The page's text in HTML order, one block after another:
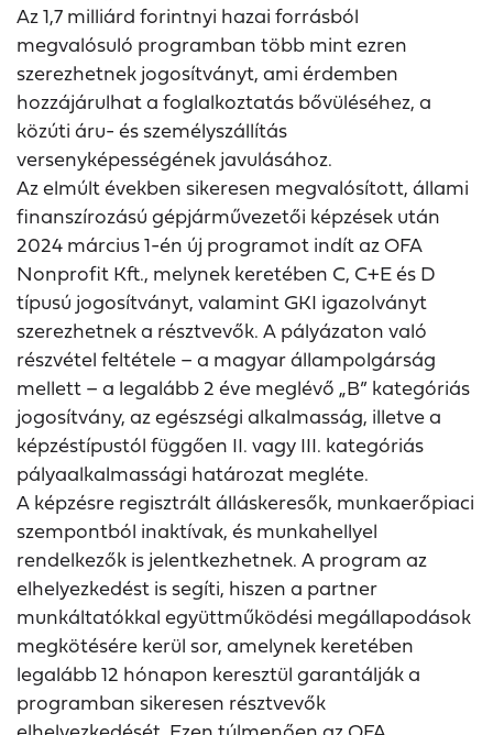
Az 1,7 milliárd forintnyi hazai forrásból
megvalósuló programban több mint ezren
szerezhetnek jogosítványt, ami érdemben
hozzájárulhat a foglalkoztatás bővüléséhez, a
közúti áru- és személyszállítás
versenyképességének javulásához.
Az elmúlt években sikeresen megvalósított, állami
finanszírozású gépjárművezetői képzések után
2024 március 1-én új programot indít az OFA
Nonprofit Kft., melynek keretében C, C+E és D
típusú jogosítványt, valamint GKI igazolványt
szerezhetnek a résztvevők. A pályázaton való
részvétel feltétele – a magyar állampolgárság
mellett – a legalább 2 éve meglévő „B” kategóriás
jogosítvány, az egészségi alkalmasság, illetve a
képzéstípustól függően II. vagy III. kategóriás
pályaalkalmassági határozat megléte.
A képzésre regisztrált álláskeresők, munkaerőpiaci
szempontból inaktívak, és munkahellyel
rendelkezők is jelentkezhetnek. A program az
elhelyezkedést is segíti, hiszen a partner
munkáltatókkal együttműködési megállapodások
megkötésére kerül sor, amelynek keretében
legalább 12 hónapon keresztül garantálják a
programban sikeresen résztvevők